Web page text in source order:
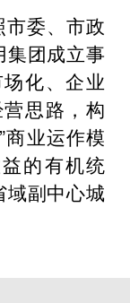
委、市政
集团成立事
化、企业
思路，构
业运作模
的有机统
副中心城